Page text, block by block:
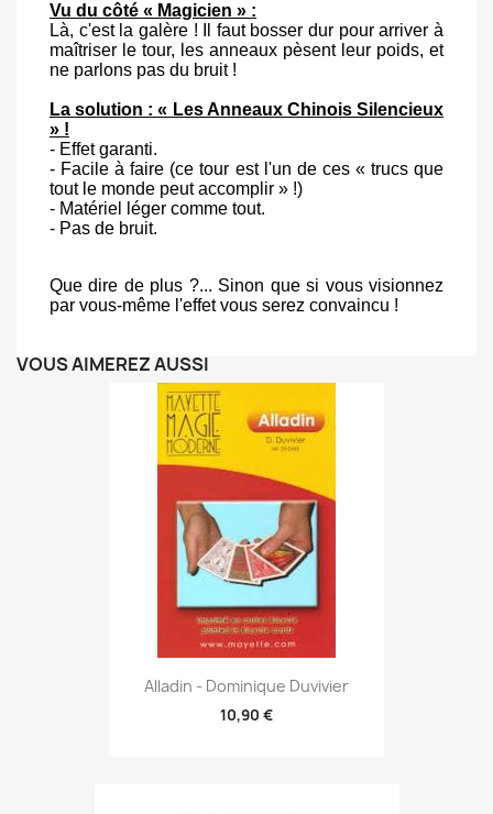
Vu du côté « Magicien » :
Là, c'est la galère ! Il faut bosser dur pour arriver à
maîtriser le tour, les anneaux pèsent leur poids, et
ne parlons pas du bruit !
La solution : « Les Anneaux Chinois Silencieux
» !
- Effet garanti.
- Facile à faire (ce tour est l'un de ces « trucs que
tout le monde peut accomplir » !)
- Matériel léger comme tout.
- Pas de bruit.
Que dire de plus ?... Sinon que si vous visionnez
par vous-même l'effet vous serez convaincu !
VOUS AIMEREZ AUSSI
Alladin - Dominique Duvivier
10,90 €